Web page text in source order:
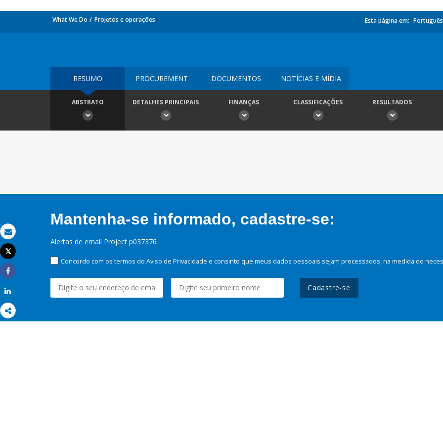
Email
Imprimir
Tweet
Share
What We Do Projetos e operações Esta página em: Português
RESUMO PROCUREMENT DOCUMENTOS NOTÍCIAS E MÍDIA
ABSTRATO DETALHES PRINCIPAIS FINANÇAS CLASSIFICAÇÕES RESULTADOS
Mantenha-se informado, cadastre-se:
Alertas de email Project p037376
Concordo com os termos do Aviso de Privacidade e consinto que meus dados pessoais sejam processados, na medida do
Cadastre-se